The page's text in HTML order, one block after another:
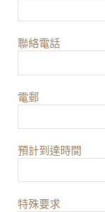
聯絡電話
電郵
預計到達時間
特殊要求